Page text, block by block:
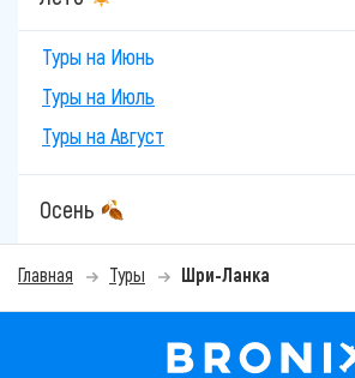
Туры на Июнь
Туры на Июль
Туры на Август
Осень
Главная Туры Шри-Ланка